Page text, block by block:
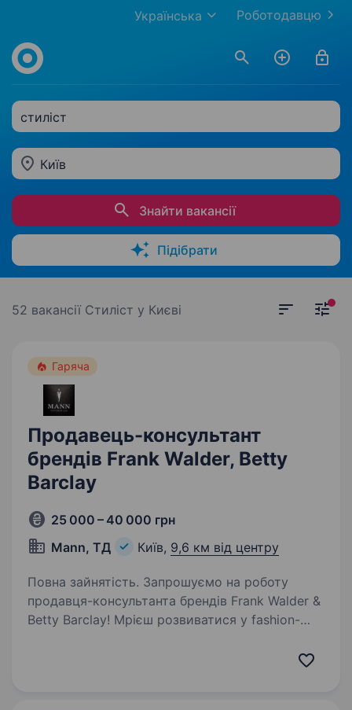
Роботодавцю
Українська
стиліст
Київ
Знайти вакансії
Підібрати
52 вакансії Стиліст у Києві
Гаряча
Продавець-консультант
брендів Frank Walder, Betty
Barclay
25 000 – 40 000 грн
Mann, ТД
Київ, 9,6 км від центру
Повна зайнятість. Запрошуємо на роботу
продавця-консультанта брендів Frank Walder &
Betty Barclay! Мрієш розвиватися у fashion-